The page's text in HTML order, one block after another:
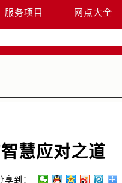
服务项目 网点大全
提前预约）
约）
）
预约）
1706室（需提前预约）
慧应对之道
享到：